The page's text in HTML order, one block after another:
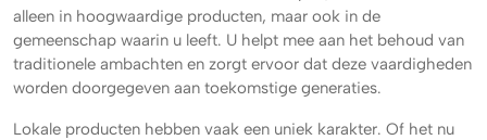
alleen in hoogwaardige producten, maar ook in de
gemeenschap waarin u leeft. U helpt mee aan het behoud van
traditionele ambachten en zorgt ervoor dat deze vaardigheden
worden doorgegeven aan toekomstige generaties.
Lokale producten hebben vaak een uniek karakter. Of het nu